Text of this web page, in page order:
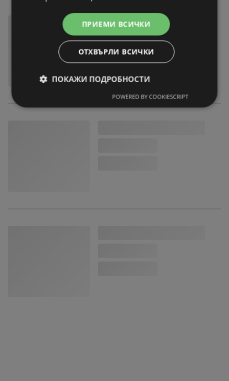
ПРИЕМИ ВСИЧКИ
ОТХВЪРЛИ ВСИЧКИ
ПОКАЖИ ПОДРОБНОСТИ
POWERED BY COOKIESCRIPT